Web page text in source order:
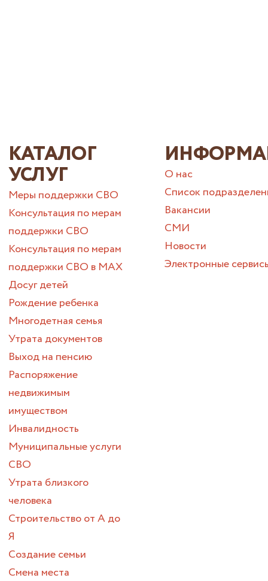
КАТАЛОГ
УСЛУГ
Меры поддержки СВО
Консультация по мерам
поддержки СВО
Консультация по мерам
поддержки СВО в МАХ
Досуг детей
Рождение ребенка
Многодетная семья
Утрата документов
Выход на пенсию
Распоряжение
недвижимым
имуществом
Инвалидность
Муниципальные услуги
СВО
Утрата близкого
человека
Строительство от А до
Я
Создание семьи
Смена места
О нас
Список
Вакансии
СМИ
Новости
Электронные